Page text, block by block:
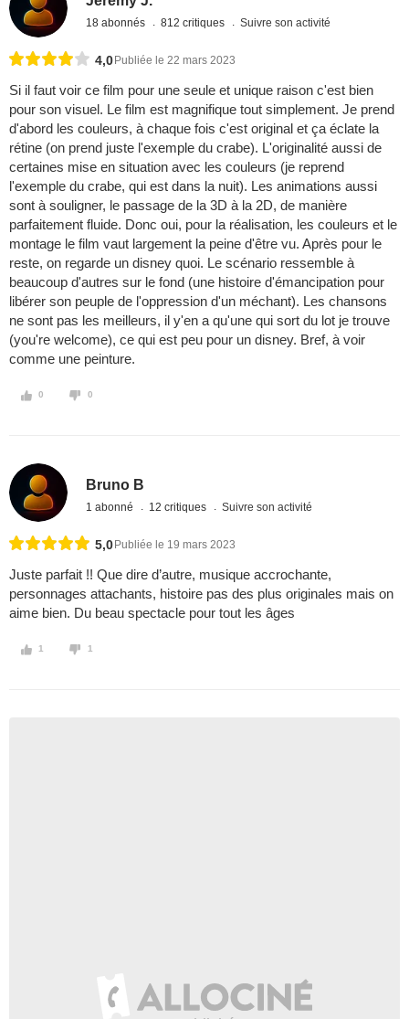
18 abonnés 812 critiques Suivre son activité
4,0 Publiée le 22 mars 2023
Si il faut voir ce film pour une seule et unique raison c'est bien
pour son visuel. Le film est magnifique tout simplement. Je prend
d'abord les couleurs, à chaque fois c'est original et ça éclate la
rétine (on prend juste l'exemple du crabe). L'originalité aussi de
certaines mise en situation avec les couleurs (je reprend
l'exemple du crabe, qui est dans la nuit). Les animations aussi
sont à souligner, le passage de la 3D à la 2D, de manière
parfaitement fluide. Donc oui, pour la réalisation, les couleurs et le
montage le film vaut largement la peine d'être vu. Après pour le
reste, on regarde un disney quoi. Le scénario ressemble à
beaucoup d'autres sur le fond (une histoire d'émancipation pour
libérer son peuple de l'oppression d'un méchant). Les chansons
ne sont pas les meilleurs, il y'en a qu'une qui sort du lot je trouve
(you're welcome), ce qui est peu pour un disney. Bref, à voir
comme une peinture.
0 0
Bruno B
1 abonné 12 critiques Suivre son activité
5,0 Publiée le 19 mars 2023
Juste parfait !! Que dire d’autre, musique accrochante,
personnages attachants, histoire pas des plus originales mais on
aime bien. Du beau spectacle pour tout les âges
1 1